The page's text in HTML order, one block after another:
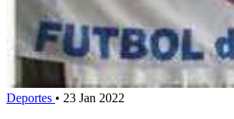
Deportes • 23 Jan 2022